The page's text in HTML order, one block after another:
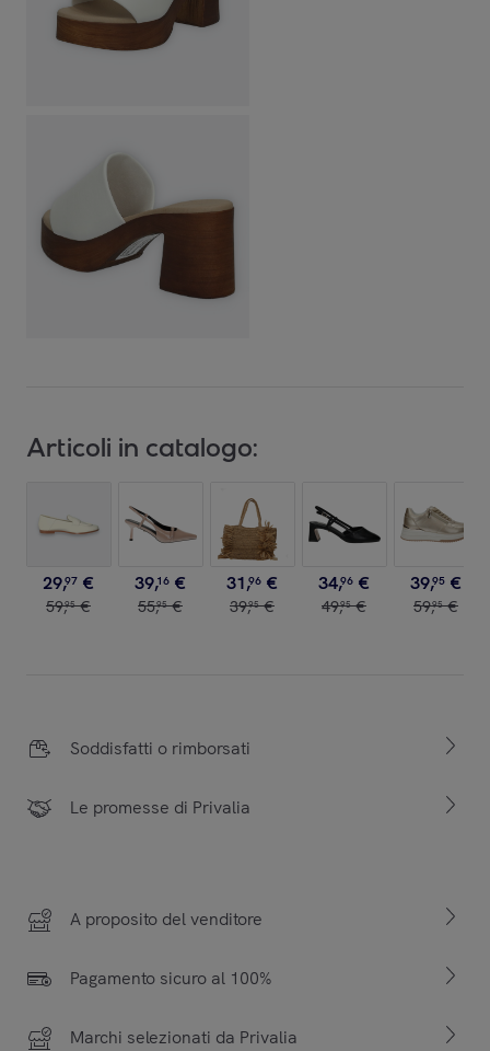
Articoli in catalogo:
29,97 €
59,95 €
39,16 €
55,95 €
31,96 €
39,95 €
34,96 €
49,95 €
39,95 €
59,95 €
Soddisfatti o rimborsati
Le promesse di Privalia
A proposito del venditore
Pagamento sicuro al 100%
Marchi selezionati da Privalia